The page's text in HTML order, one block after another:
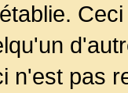
n'est pas